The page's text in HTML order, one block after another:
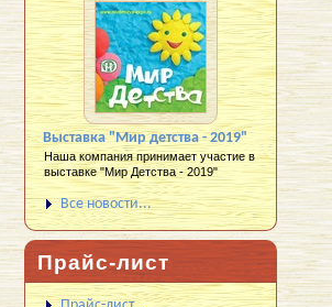
Выставка "Мир детства - 2019"
Наша компания принимает участие в
выставке "Мир Детства - 2019"
Все новости...
Прайс-лист